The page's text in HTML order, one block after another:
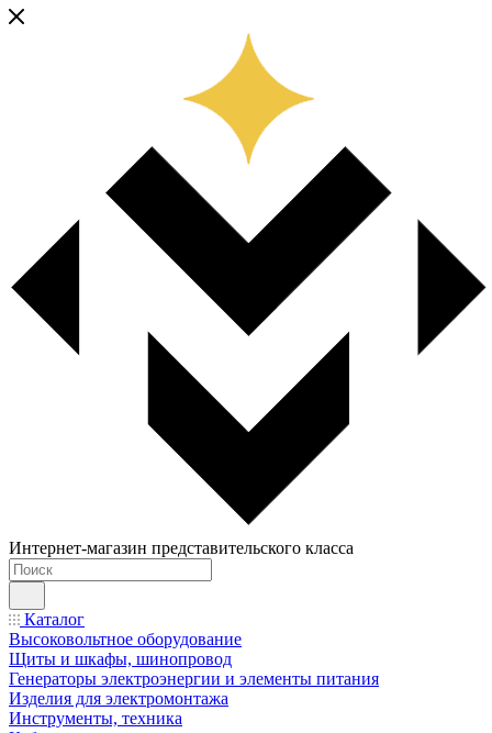
Интернет-магазин представительского класса
Каталог
Высоковольтное оборудование
Щиты и шкафы, шинопровод
Генераторы электроэнергии и элементы питания
Изделия для электромонтажа
Инструменты, техника